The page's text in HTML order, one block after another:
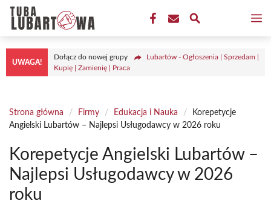
Przejdź
treści
UWAGA!
Dołącz do nowej grupy
Lubartów - Ogłoszenia | Sprzedam |
Kupię | Zamienię | Praca
Strona główna / Firmy / Edukacja i Nauka /
Korepetycje
Angielski Lubartów – Najlepsi Usługodawcy w 2026 roku
Korepetycje Angielski Lubartów –
Najlepsi Usługodawcy w 2026
roku